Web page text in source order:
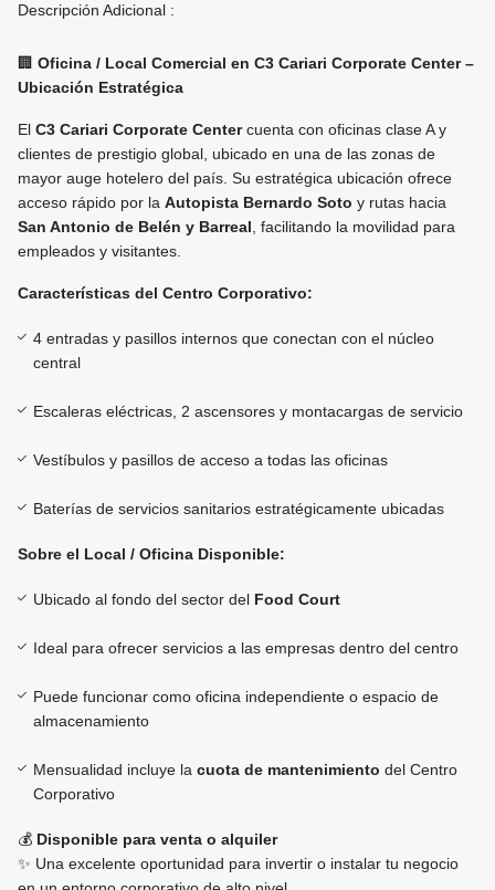
Descripción Adicional :
🏢 Oficina / Local Comercial en C3 Cariari Corporate Center –
Ubicación Estratégica
El C3 Cariari Corporate Centercuenta con oficinas clase A y
clientes de prestigio global, ubicado en una de las zonas de
mayor auge hotelero del país. Su estratégica ubicación ofrece
acceso rápido por la Autopista Bernardo Soto y rutas hacia
San Antonio de Belén y Barreal , facilitando la movilidad para
empleados y visitantes.
Características del Centro Corporativo:
4 entradas y pasillos internos que conectan con el núcleo
central
Escaleras eléctricas, 2 ascensores y montacargas de servicio
Vestíbulos y pasillos de acceso a todas las oficinas
Baterías de servicios sanitarios estratégicamente ubicadas
Sobre el Local / Oficina Disponible:
Ubicado al fondo del sector del Food Court
Ideal para ofrecer servicios a las empresas dentro del centro
Puede funcionar como oficina independiente o espacio de
almacenamiento
Mensualidad incluye la cuota de mantenimiento del Centro
Corporativo
💰 Disponible para venta o alquiler
✨ Una excelente oportunidad para invertir o instalar tu negocio